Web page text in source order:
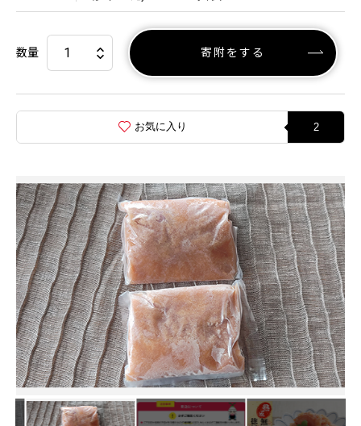
数量 寄附をする
お気に入り 2